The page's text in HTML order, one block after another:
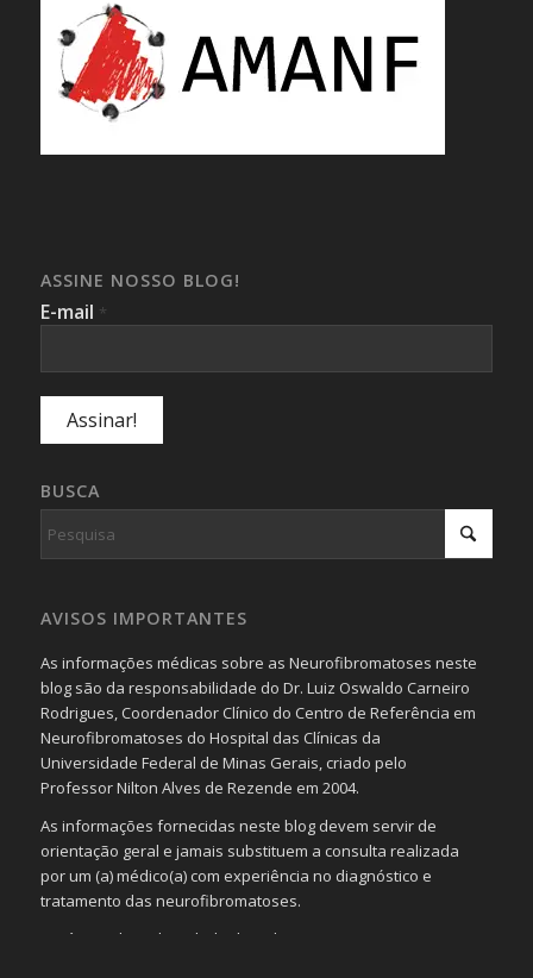
ASSINE NOSSO BLOG!
E-mail *
BUSCA
AVISOS IMPORTANTES
As informações médicas sobre as Neurofibromatoses neste
blog são da responsabilidade do Dr. Luiz Oswaldo Carneiro
Rodrigues, Coordenador Clínico do Centro de Referência em
Neurofibromatoses do Hospital das Clínicas da
Universidade Federal de Minas Gerais, criado pelo
Professor Nilton Alves de Rezende em 2004.
As informações fornecidas neste blog devem servir de
orientação geral e jamais substituem a consulta realizada
por um (a) médico(a) com experiência no diagnóstico e
tratamento das neurofibromatoses.
Será omitida a identidade de todas as pessoas que